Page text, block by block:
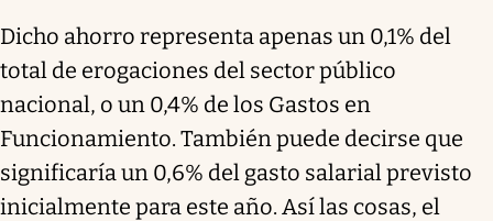
Dicho ahorro representa apenas un 0,1% del
total de erogaciones del sector público
nacional, o un 0,4% de los Gastos en
Funcionamiento. También puede decirse que
significaría un 0,6% del gasto salarial previsto
inicialmente para este año. Así las cosas, el